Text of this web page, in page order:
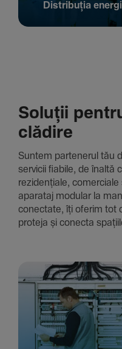
Distribuția
Soluții
clădire
Suntem parte­nerul tău
servicii fiabile, de înaltă
rezi­den­țiale,
aparataj modular la
conec­tate, îți oferim tot
proteja și conecta